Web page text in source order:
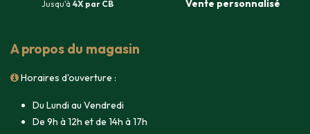
Jusqu'à 4X par CB
Vente personnalisé
A propos du magasin
Horaires d'ouverture :
Du Lundi au Vendredi
De 9h à 12h et de 14h à 17h